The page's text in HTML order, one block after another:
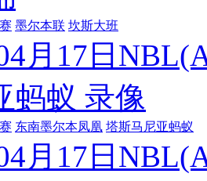
墨尔本联 坎斯大班
月17日
蚂蚁 录像
东南墨尔本凤凰 塔斯马尼亚蚂蚁
月17日